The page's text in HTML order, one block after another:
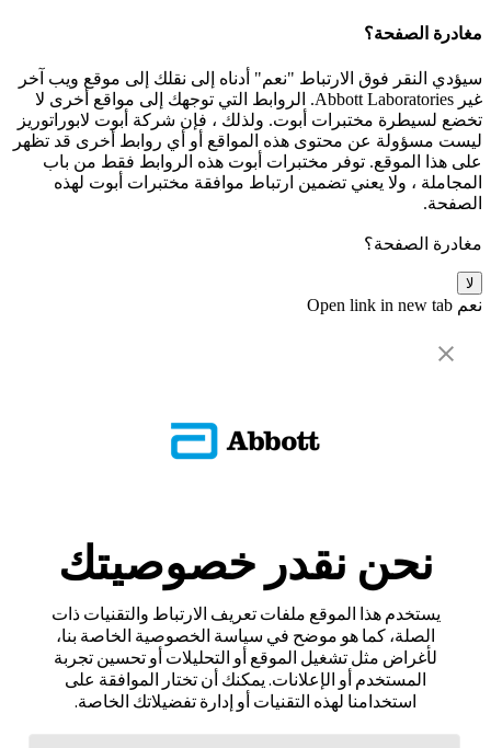
مغادرة الصفحة؟
سيؤدي النقر فوق الارتباط "نعم" أدناه إلى نقلك إلى موقع ويب آخر
غير Abbott Laboratories. الروابط التي توجهك إلى مواقع أخرى لا
تخضع لسيطرة مختبرات أبوت. ولذلك ، فإن شركة أبوت لابوراتوريز
ليست مسؤولة عن محتوى هذه المواقع أو أي روابط أخرى قد تظهر
على هذا الموقع. توفر مختبرات أبوت هذه الروابط فقط من باب
المجاملة ، ولا يعني تضمين ارتباط موافقة مختبرات أبوت لهذه
الصفحة.
مغادرة الصفحة؟
لا
نعم Open link in new tab
نحن نقدر خصوصيتك
يستخدم هذا الموقع ملفات تعريف الارتباط والتقنيات ذات
الصلة، كما هو موضح في سياسة الخصوصية الخاصة بنا،
لأغراض مثل تشغيل الموقع أو التحليلات أو تحسين تجربة
المستخدم أو الإعلانات. يمكنك أن تختار الموافقة على
استخدامنا لهذه التقنيات أو إدارة تفضيلاتك الخاصة.